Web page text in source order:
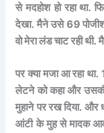
से मदहोश हो रहा था.
देखा. मैने उसे 69
वो मेरा लंड चाट रही थी.
पर क्या मजा आ रहा
लेटने को कहा और
मुहाने पर रख दिया.
आंटी के मुह से मादक